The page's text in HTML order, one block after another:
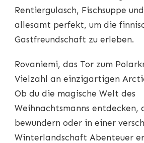
Rentiergulasch, Fischsuppe
allesamt perfekt, um die
Gastfreundschaft zu erleben.
Rovaniemi, das Tor zum
Vielzahl an einzigartigen
Ob du die magische Welt des
Weihnachtsmanns entdecken,
bewundern oder in einer
Winterlandschaft Abenteuer